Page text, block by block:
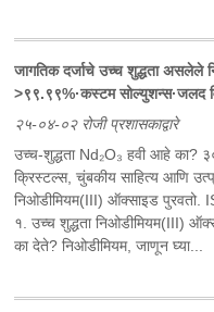
‌जागतिक दर्जाचे उच्च शुद्धता असलेले
>९९.९९%·कस्टम सोल्युशन्स·जलद
२५-०४-०२ रोजी प्रशासकाद्वारे
उच्च-शुद्धता Nd₂O₃ हवी आहे का?
क्रिस्टल्स, चुंबकीय साहित्य आणि
निओडीमियम(III) ऑक्साइड पुरवतो.
‌१. उच्च शुद्धता निओडीमियम(III)
का देते? निओडीमियम, जाणून घ्या...